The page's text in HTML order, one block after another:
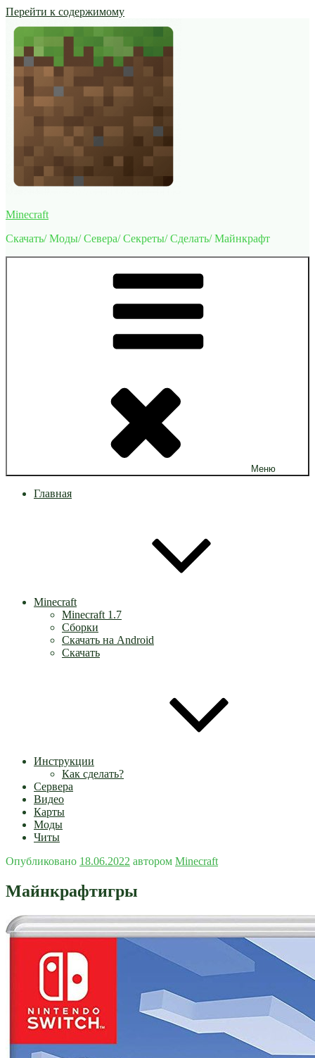
Перейти к содержимому
Minecraft
Скачать/ Моды/ Севера/ Секреты/ Сделать/ Майнкрафт
Меню
Главная
Minecraft
Minecraft 1.7
Сборки
Скачать на Android
Скачать
Инструкции
Как сделать?
Сервера
Видео
Карты
Моды
Читы
Опубликовано 18.06.2022 автором Minecraft
Майнкрафтигры